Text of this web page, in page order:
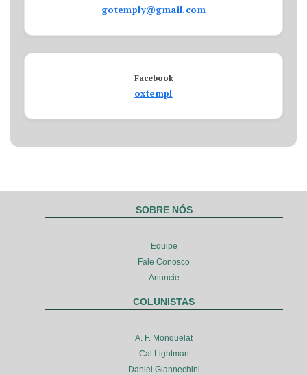
gotemply@gmail.com
Facebook
oxtempl
SOBRE NÓS
Equipe
Fale Conosco
Anuncie
COLUNISTAS
A. F. Monquelat
Cal Lightman
Daniel Giannechini